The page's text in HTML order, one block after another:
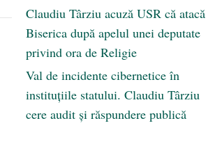
Claudiu Târziu acuză USR că atacă
Biserica după apelul unei deputate
privind ora de Religie
Val de incidente cibernetice în
instituțiile statului. Claudiu Târziu
cere audit și răspundere publică